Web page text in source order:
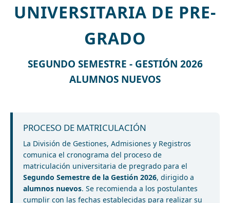
UNIVERSITARIA DE PRE-
GRADO
SEGUNDO SEMESTRE - GESTIÓN 2026
ALUMNOS NUEVOS
PROCESO DE MATRICULACIÓN
La División de Gestiones, Admisiones y Registros
comunica el cronograma del proceso de
matriculación universitaria de pregrado para el
Segundo Semestre de la Gestión 2026, dirigido a
alumnos nuevos. Se recomienda a los postulantes
cumplir con las fechas establecidas para realizar su